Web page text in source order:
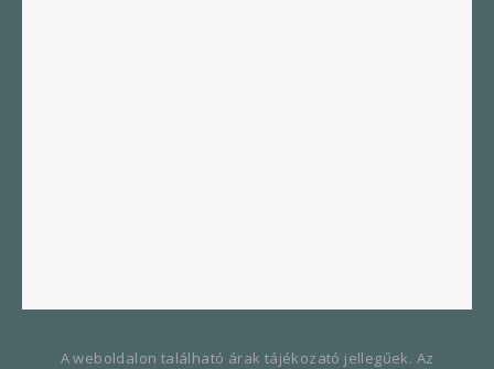
A weboldalon található árak tájékozató jellegűek. Az